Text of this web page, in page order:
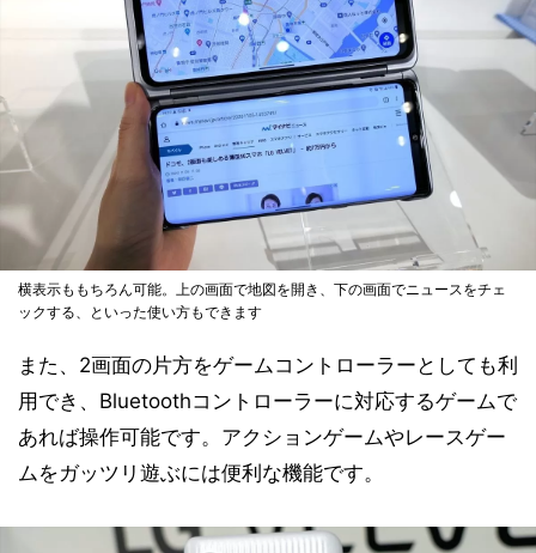
横表示ももちろん可能。上の画面で地図を開き、下の画面でニュースをチェ
ックする、といった使い方もできます
また、2画面の片方をゲームコントローラーとしても利
用でき、Bluetoothコントローラーに対応するゲームで
あれば操作可能です。アクションゲームやレースゲー
ムをガッツリ遊ぶには便利な機能です。